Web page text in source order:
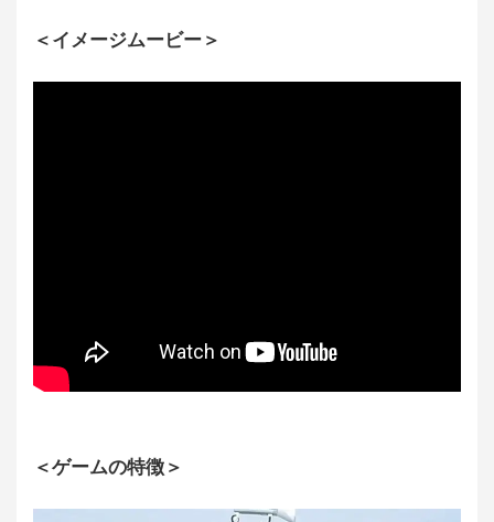
＜イメージムービー＞
＜ゲームの特徴＞